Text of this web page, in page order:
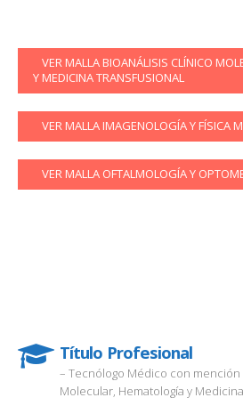
VER MALLA BIOANÁLISIS CLÍNICO
Y MEDICINA TRANSFUSIONAL
VER MALLA IMAGENOLOGÍA Y FÍSICA
VER MALLA OFTALMOLOGÍA Y
Título Profesional
– Tecnólogo Médico con mención
Molecular, Hematología y